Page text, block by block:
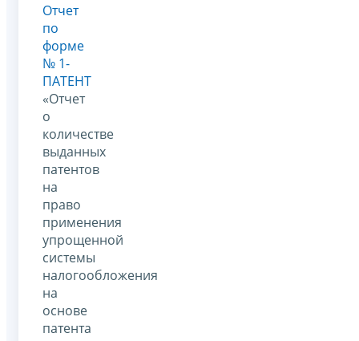
Отчет
по
форме
№ 1-
ПАТЕНТ
«Отчет
о
количестве
выданных
патентов
на
право
применения
упрощенной
системы
налогообложения
на
основе
патента